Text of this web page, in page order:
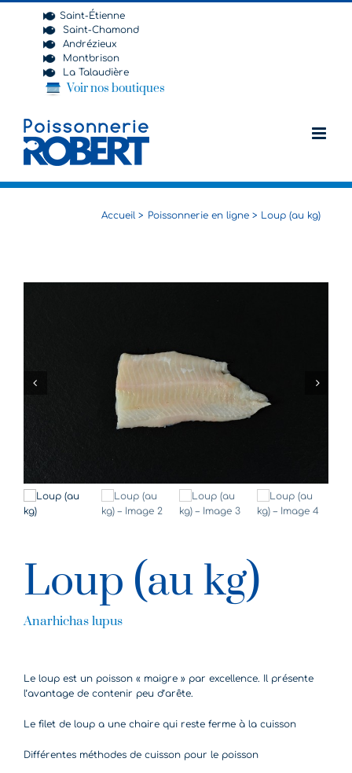
Saint-Étienne
Saint-Chamond
Andrézieux
Montbrison
La Talaudière
Voir nos boutiques
Accueil Poissonnerie en ligne Loup (au kg)
Loup (au kg)
Anarhichas lupus
Le loup est un poisson « maigre » par excellence. Il présente
l’avantage de contenir peu d’arête.
Le filet de loup a une chaire qui reste ferme à la cuisson
Différentes méthodes de cuisson pour le poisson